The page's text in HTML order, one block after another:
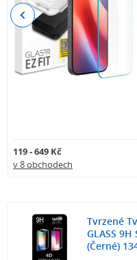
119 - 649 Kč
v 8 obchodech
Previous
Tvrzené
GLASS
(Černé)